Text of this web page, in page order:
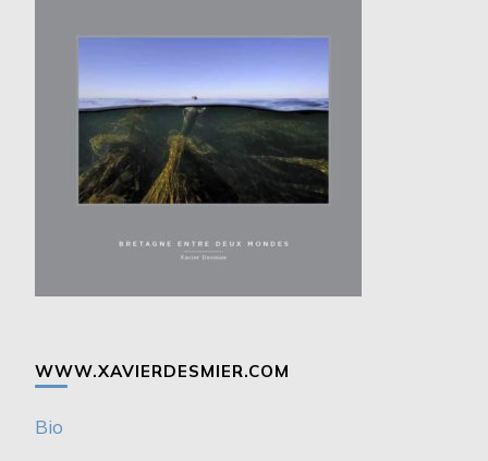
WWW.XAVIERDESMIER.COM
Bio